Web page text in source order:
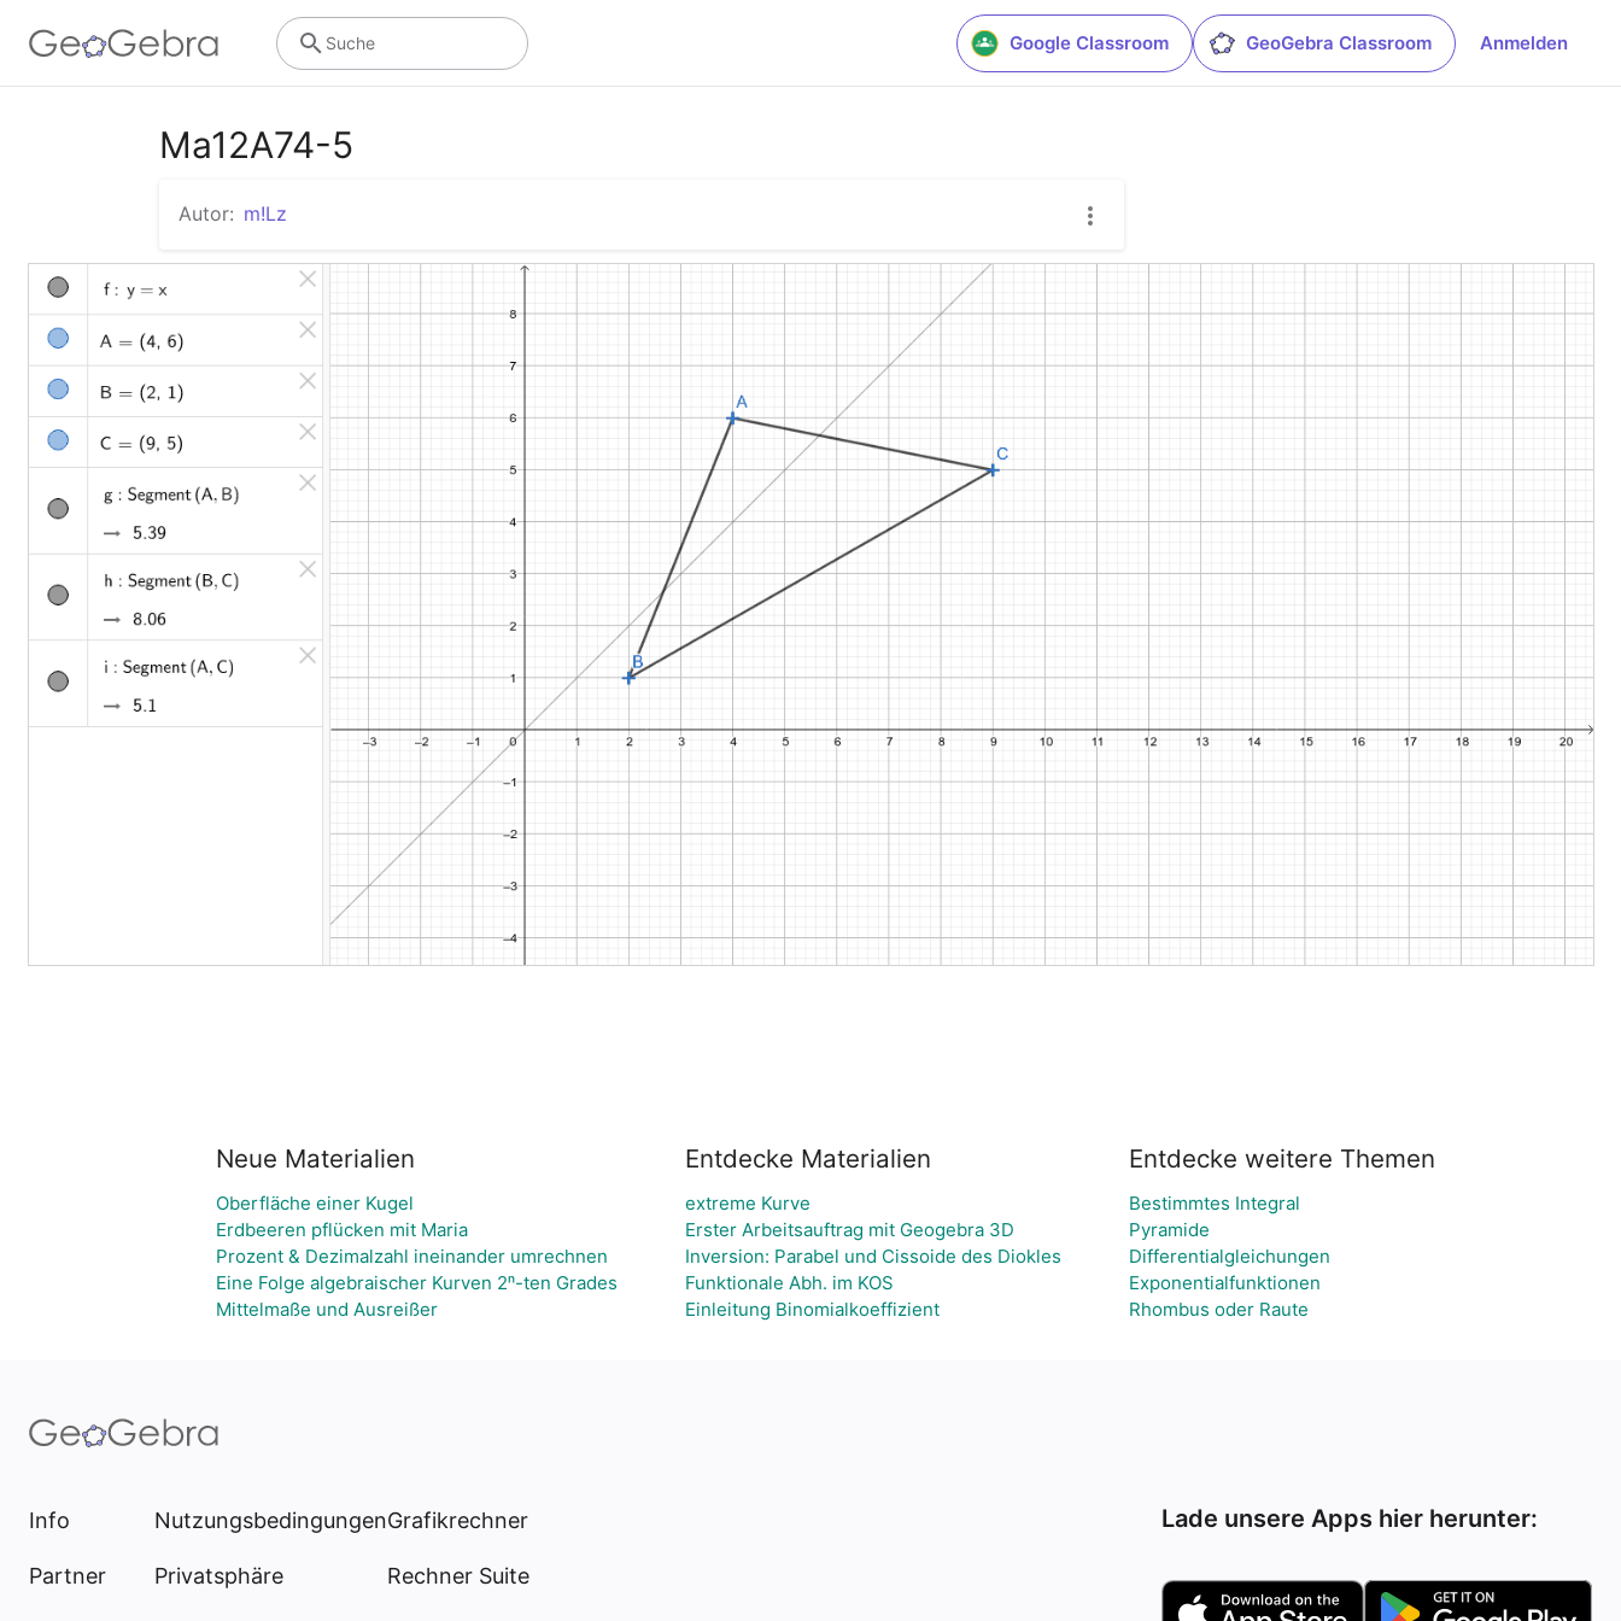
Google Classroom GeoGebra Classroom Anmelden
Suche
Ma12A74-5
Autor: m!Lz
Neue Materialien
Oberfläche einer Kugel
Erdbeeren pflücken mit Maria
Prozent & Dezimalzahl ineinander umrechnen
Eine Folge algebraischer Kurven 2ⁿ-ten Grades
Mittelmaße und Ausreißer
Entdecke Materialien
extreme Kurve
Erster Arbeitsauftrag mit Geogebra 3D
Inversion: Parabel und Cissoide des Diokles
Funktionale Abh. im KOS
Einleitung Binomialkoeffizient
Entdecke weitere Themen
Bestimmtes Integral
Pyramide
Differentialgleichungen
Exponentialfunktionen
Rhombus oder Raute
Info
Partner
Nutzungsbedingungen
Privatsphäre
Grafikrechner
Rechner Suite
Lade unsere Apps hier herunter: